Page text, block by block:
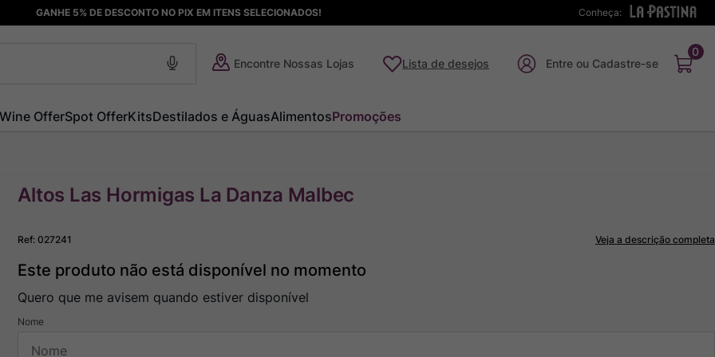
Conheça:
GANHE 5% DE DESCONTO NO PIX EM ITENS SELECIONADOS!
Encontre Nossas Lojas Lista de desejos
0
Wine OfferSpot OfferKitsDestilados e ÁguasAlimentosPromoções
Altos Las Hormigas La Danza Malbec
Ref:027241 Veja a descrição completa
Este produto não está disponível no momento
Quero que me avisem quando estiver disponível